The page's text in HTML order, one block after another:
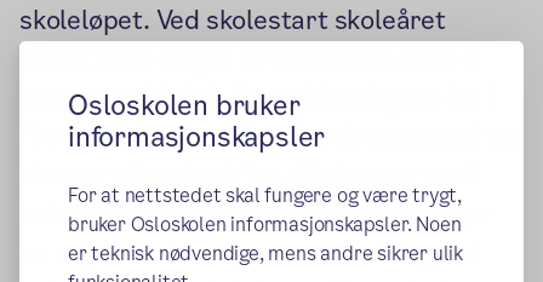
Osloskolen bruker
informasjonskapsler
For at nettstedet skal fungere og være trygt,
bruker Osloskolen informasjonskapsler. Noen
er teknisk nødvendige, mens andre sikrer ulik
skoleløpet. Ved skolestart skoleåret
starte med å dele førsteklassingene inn i
fire grupper, for så å sette de sammen i tre
behov for en systemendring hvor vi lager
en rutine for klassesammensetning ved